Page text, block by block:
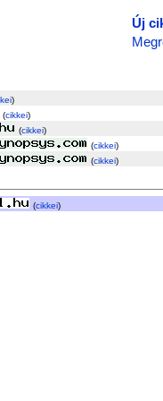
Új
)
(cikkei)
(cikkei)
(cikkei)
(cikkei)
(cikkei)